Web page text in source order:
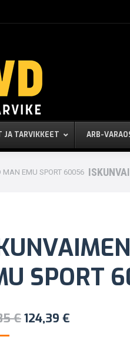
JA TARVIKKEET ARB-
EMU SPORT 60056
SPORT
€Alkuperäinen
124,39 €